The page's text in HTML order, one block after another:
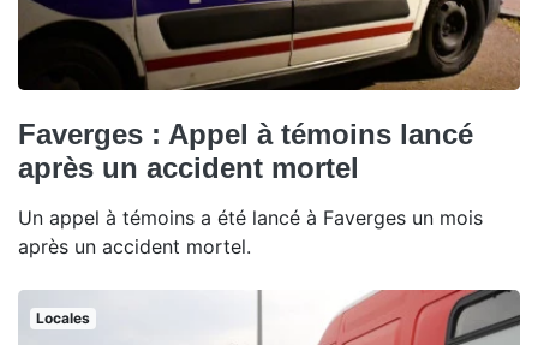
Faverges : Appel à témoins lancé
après un accident mortel
Un appel à témoins a été lancé à Faverges un mois
après un accident mortel.
Locales